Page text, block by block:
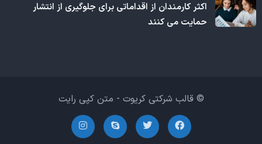
اکثر کارمندان از اقداماتی برای جلوگیری از انتشار
حمایت می کنند
© قالب شرکتی کریوت - متن کپی رایت